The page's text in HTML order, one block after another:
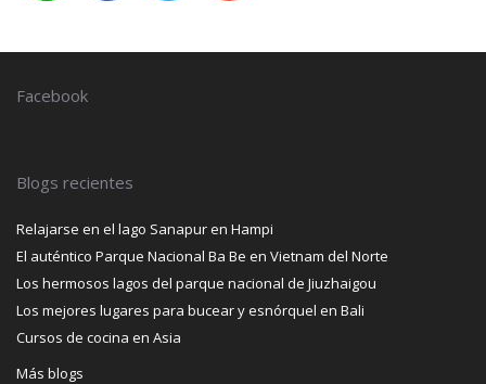
Facebook
Blogs recientes
Relajarse en el lago Sanapur en Hampi
El auténtico Parque Nacional Ba Be en Vietnam del Norte
Los hermosos lagos del parque nacional de Jiuzhaigou
Los mejores lugares para bucear y esnórquel en Bali
Cursos de cocina en Asia
Más blogs